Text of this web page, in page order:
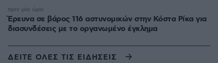
Έρευνα σε βάρος 116 αστυνομικών στην Κόστα Ρίκα για
διασυνδέσεις με το οργανωμένο έγκλημα
πριν μία ώρα
ΔΕΙΤΕ ΟΛΕΣ ΤΙΣ ΕΙΔΗΣΕΙΣ